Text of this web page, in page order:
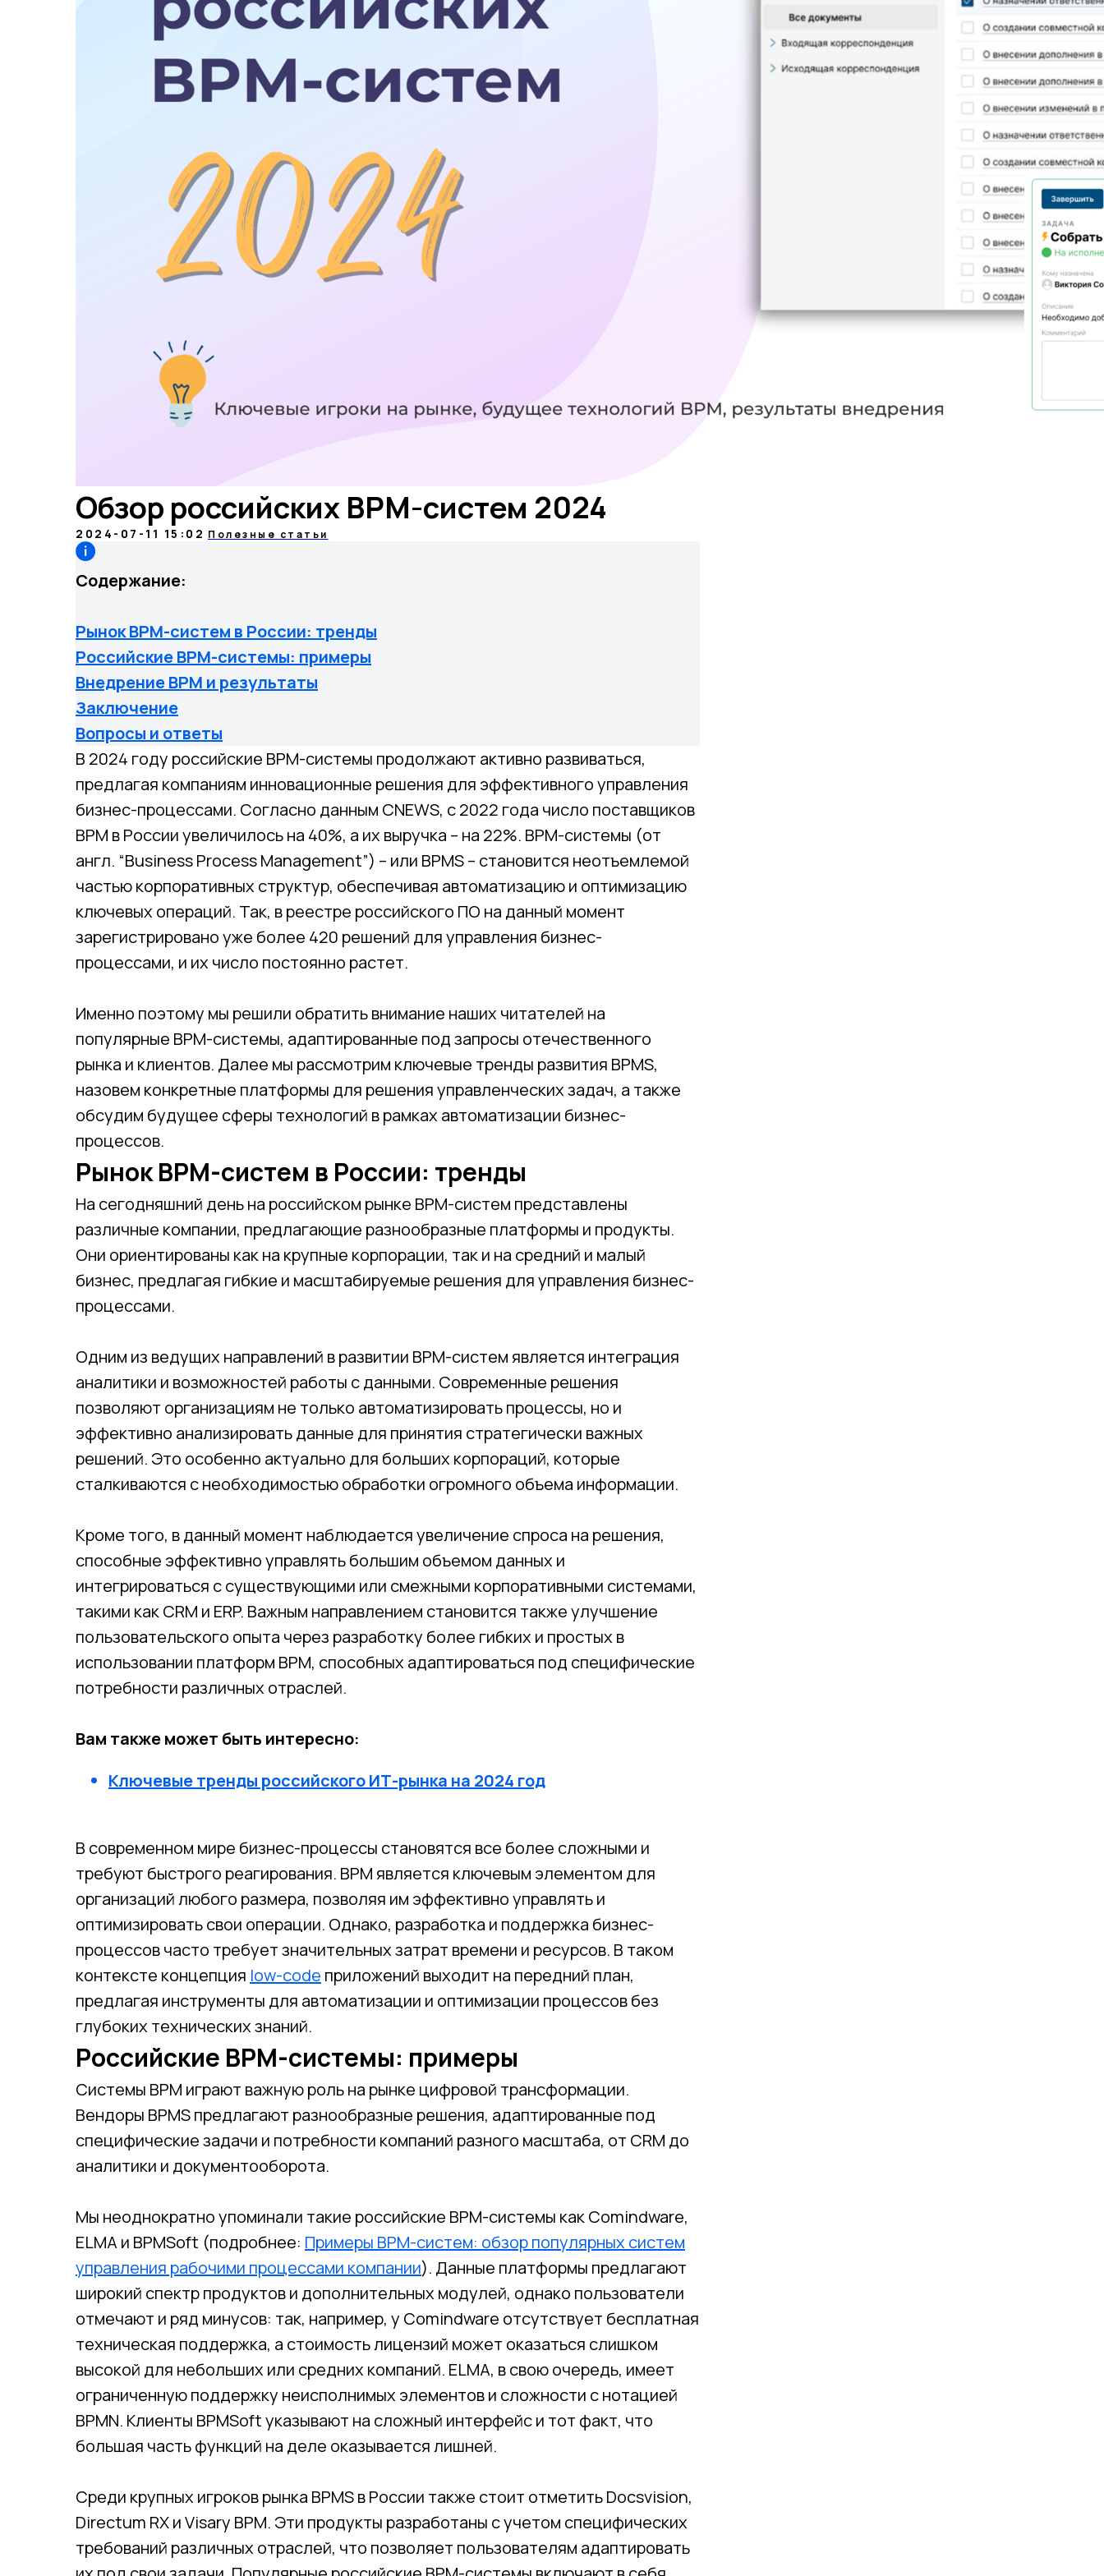
Обзор российских BPM-систем 2024
2024-07-11 15:02 Полезные статьи
Содержание:
Рынок BPM-систем в России: тренды
Российские BPM-системы: примеры
Внедрение BPM и результаты
Заключение
Вопросы и ответы
В 2024 году российские BPM-системы продолжают активно развиваться,
предлагая компаниям инновационные решения для эффективного управления
бизнес-процессами. Согласно данным CNEWS, с 2022 года число поставщиков
BPM в России увеличилось на 40%, а их выручка – на 22%. BPM-системы (от
англ. “Business Process Management”) – или BPMS – становится неотъемлемой
частью корпоративных структур, обеспечивая автоматизацию и оптимизацию
ключевых операций. Так, в реестре российского ПО на данный момент
зарегистрировано уже более 420 решений для управления бизнес-
процессами, и их число постоянно растет.
Именно поэтому мы решили обратить внимание наших читателей на
популярные BPM-системы, адаптированные под запросы отечественного
рынка и клиентов. Далее мы рассмотрим ключевые тренды развития BPMS,
назовем конкретные платформы для решения управленческих задач, а также
обсудим будущее сферы технологий в рамках автоматизации бизнес-
процессов.
Рынок BPM-систем в России: тренды
На сегодняшний день на российском рынке BPM-систем представлены
различные компании, предлагающие разнообразные платформы и продукты.
Они ориентированы как на крупные корпорации, так и на средний и малый
бизнес, предлагая гибкие и масштабируемые решения для управления бизнес-
процессами.
Одним из ведущих направлений в развитии BPM-систем является интеграция
аналитики и возможностей работы с данными. Современные решения
позволяют организациям не только автоматизировать процессы, но и
эффективно анализировать данные для принятия стратегически важных
решений. Это особенно актуально для больших корпораций, которые
сталкиваются с необходимостью обработки огромного объема информации.
Кроме того, в данный момент наблюдается увеличение спроса на решения,
способные эффективно управлять большим объемом данных и
интегрироваться с существующими или смежными корпоративными системами,
такими как CRM и ERP. Важным направлением становится также улучшение
пользовательского опыта через разработку более гибких и простых в
использовании платформ BPM, способных адаптироваться под специфические
потребности различных отраслей.
Вам также может быть интересно:
Ключевые тренды российского ИТ-рынка на 2024 год
В современном мире бизнес-процессы становятся все более сложными и
требуют быстрого реагирования. BPM является ключевым элементом для
организаций любого размера, позволяя им эффективно управлять и
оптимизировать свои операции. Однако, разработка и поддержка бизнес-
процессов часто требует значительных затрат времени и ресурсов. В таком
контексте концепция low-code приложений выходит на передний план,
предлагая инструменты для автоматизации и оптимизации процессов без
глубоких технических знаний.
Российские BPM-системы: примеры
Системы BPM играют важную роль на рынке цифровой трансформации.
Вендоры BPMS предлагают разнообразные решения, адаптированные под
специфические задачи и потребности компаний разного масштаба, от CRM до
аналитики и документооборота.
Мы неоднократно упоминали такие российские BPM-системы как Comindware,
ELMA и BPMSoft (подробнее: Примеры BPM-систем: обзор популярных систем
управления рабочими процессами компании). Данные платформы предлагают
широкий спектр продуктов и дополнительных модулей, однако пользователи
отмечают и ряд минусов: так, например, у Comindware отсутствует бесплатная
техническая поддержка, а стоимость лицензий может оказаться слишком
высокой для небольших или средних компаний. ELMA, в свою очередь, имеет
ограниченную поддержку неисполнимых элементов и сложности с нотацией
BPMN. Клиенты BPMSoft указывают на сложный интерфейс и тот факт, что
большая часть функций на деле оказывается лишней.
Среди крупных игроков рынка BPMS в России также стоит отметить Docsvision,
Directum RX и Visary BPM. Эти продукты разработаны с учетом специфических
требований различных отраслей, что позволяет пользователям адаптировать